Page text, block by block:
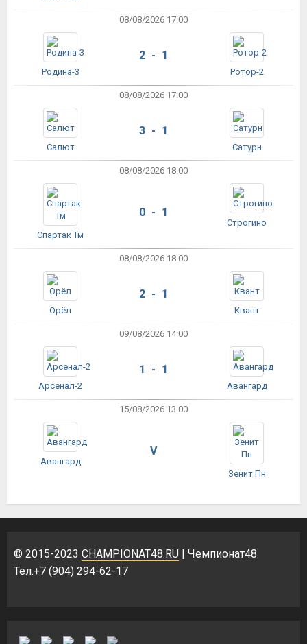
08/08/2026 17:00
Родина-3
2 - 1
Ротор-2
08/08/2026 17:00
Салют
3 - 1
Сатурн
08/08/2026 18:00
Спартак Тм
0 - 1
Строгино
08/08/2026 18:00
Орёл
2 - 1
Квант
09/08/2026 14:00
Арсенал-2
1 - 1
Авангард
15/08/2026 13:00
Авангард
V
Зенит Пн
© 2015-2023 CHAMPIONAT48.RU | Чемпионат48
Тел.+7 (904) 294-62-17